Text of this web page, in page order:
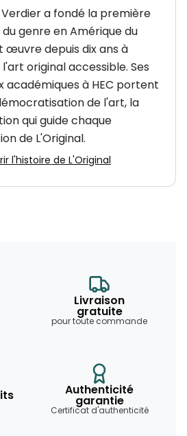
a fondé la première
genre en Amérique du
œuvre depuis dix ans à
original accessible. Ses
académiques à HEC portent
de l'art, la
qui guide chaque
de L'Original.
l'histoire de L'Original
Livraison
gratuite
pour toute commande
Authenticité
garantie
Certificat d'authenticité